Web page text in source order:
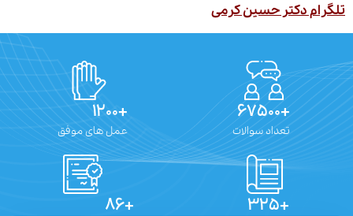
دکتر حسین کرمی
تعداد سوالات عمل های موفق